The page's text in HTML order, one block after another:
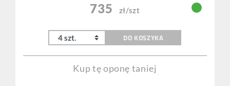
735 zł/szt
DO KOSZYKA
Kup tę oponę taniej